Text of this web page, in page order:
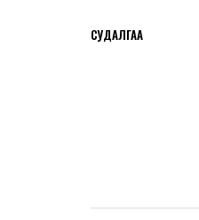
СУДАЛГАА